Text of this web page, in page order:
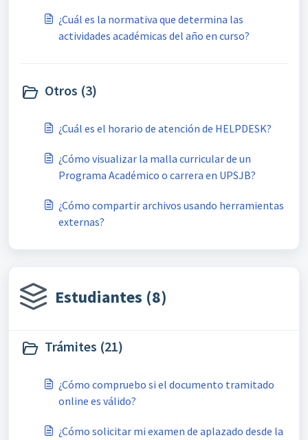
¿Cuál es la normativa que determina las
actividades académicas del año en curso?
Otros (3)
¿Cuál es el horario de atención de HELPDESK?
¿Cómo visualizar la malla curricular de un
Programa Académico o carrera en UPSJB?
¿Cómo compartir archivos usando herramientas
externas?
Estudiantes (8)
Trámites (21)
¿Cómo compruebo si el documento tramitado
online es válido?
¿Cómo solicitar mi examen de aplazado desde la